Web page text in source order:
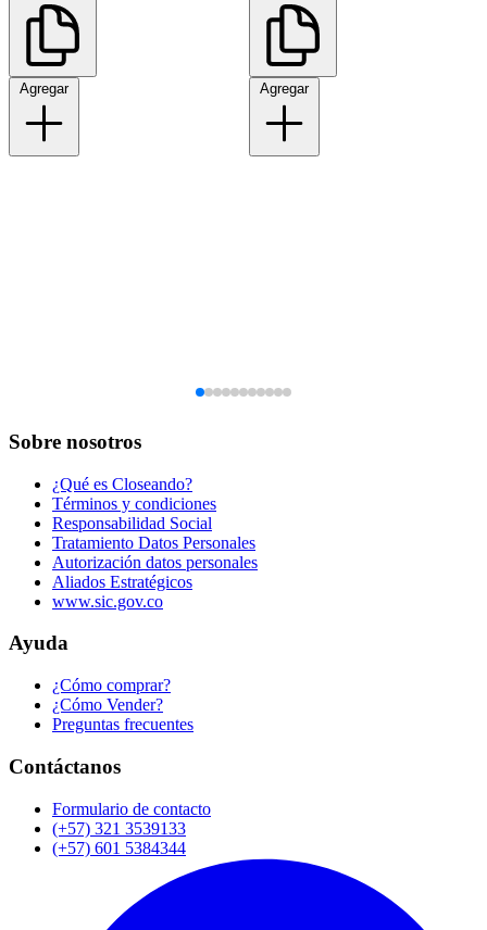
Agregar Agregar
Sobre nosotros
¿Qué es Closeando?
Términos y condiciones
Responsabilidad Social
Tratamiento Datos Personales
Autorización datos personales
Aliados Estratégicos
www.sic.gov.co
Ayuda
¿Cómo comprar?
¿Cómo Vender?
Preguntas frecuentes
Contáctanos
Formulario de contacto
(+57) 321 3539133
(+57) 601 5384344